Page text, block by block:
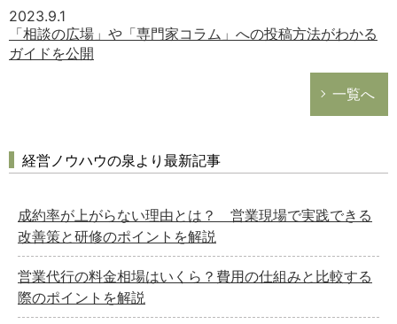
2023.9.1
「相談の広場」や「専門家コラム」への投稿方法がわかる
ガイドを公開
一覧へ
経営ノウハウの泉より最新記事
成約率が上がらない理由とは？ 営業現場で実践できる
改善策と研修のポイントを解説
営業代行の料金相場はいくら？費用の仕組みと比較する
際のポイントを解説